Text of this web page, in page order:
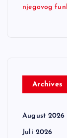
njegovog
Archives
August 2026
Juli 2026